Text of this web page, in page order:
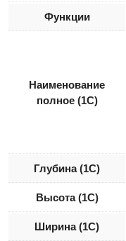
Функции
Наименование
полное (1С)
Глубина (1С)
Высота (1С)
Ширина (1С)